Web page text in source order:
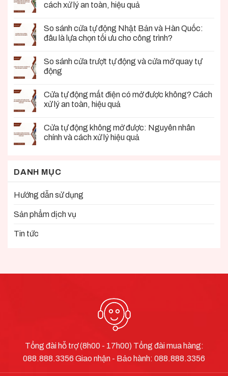
cách xử lý an toàn, hiệu quả
So sánh cửa tự động Nhật Bản và Hàn Quốc:
đâu là lựa chọn tối ưu cho công trình?
So sánh cửa trượt tự động và cửa mở quay tự
động
Cửa tự động mất điện có mở được không? Cách
xử lý an toàn, hiệu quả
Cửa tự động không mở được: Nguyên nhân
chính và cách xử lý hiệu quả
DANH MỤC
Hướng dẫn sử dụng
Sản phẩm dịch vụ
Tin tức
Tổng đài hỗ trợ (8h00 - 17h00) Tổng đài mua hàng:
088.888.3356 Giao nhận - Bảo hành: 088.888.3356